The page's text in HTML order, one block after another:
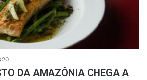
DA AMAZÔNIA CHEGA A